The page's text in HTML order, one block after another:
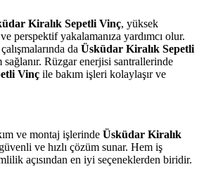
Kiralık Sepetli Vinç, yüksek
perspektif yakalamanıza yardımcı olur.
da Üsküdar Kiralık Sepetli
Rüzgar enerjisi santrallerinde
Vinç ile bakım işleri kolaylaşır ve
ve montaj işlerinde Üsküdar Kiralık
ve hızlı çözüm sunar. Hem iş
açısından en iyi seçeneklerden biridir.